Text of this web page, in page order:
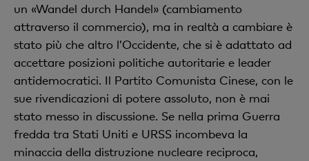
un «Wandel durch Handel» (cambiamento
attraverso il commercio), ma in realtà a cambiare è
stato più che altro l’Occidente, che si è adattato ad
accettare posizioni politiche autoritarie e leader
antidemocratici. Il Partito Comunista Cinese, con le
sue rivendicazioni di potere assoluto, non è mai
stato messo in discussione. Se nella prima Guerra
fredda tra Stati Uniti e URSS incombeva la
minaccia della distruzione nucleare reciproca,